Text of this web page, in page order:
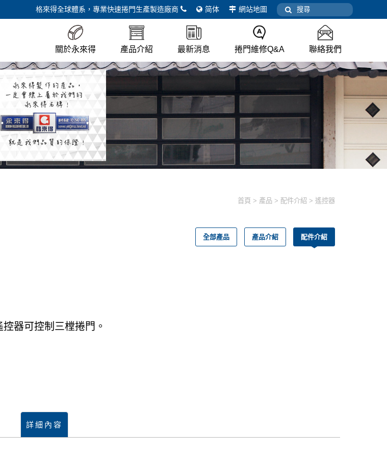
格來得全球體系，專業快速捲門生產製造廠商 简体 網站地圖
關於永來得 產品介紹 最新消息 捲門維修Q&A 聯絡我們
首頁 產品 配件介紹 遙控器
全部產品 產品介紹 配件介紹
器可控制三樘捲門。
詳細內容